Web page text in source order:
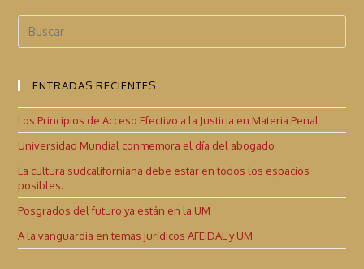
e
b
o
k
u
T
b
e
C
h
a
n
n
ENTRADAS RECIENTES
Los Principios de Acceso Efectivo a la Justicia en Materia Penal
Universidad Mundial conmemora el día del abogado
La cultura sudcaliforniana debe estar en todos los espacios
posibles.
Posgrados del futuro ya están en la UM
A la vanguardia en temas jurídicos AFEIDAL y UM